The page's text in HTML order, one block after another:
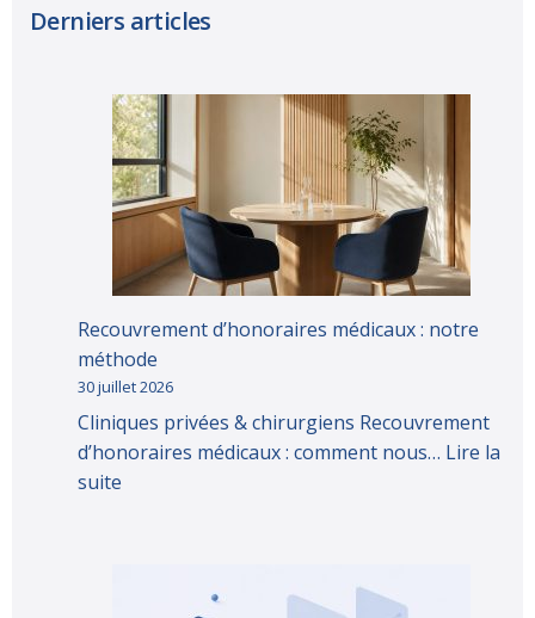
Derniers articles
Recouvrement d’honoraires médicaux : notre
méthode
30 juillet 2026
Cliniques privées & chirurgiens Recouvrement
d’honoraires médicaux : comment nous… Lire la
suite